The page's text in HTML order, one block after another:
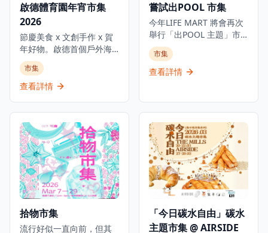
墟市不僅是一個購物場
所，更是一個展現香港社
區活力和文化多樣性的平
台，讓市民可以深入了解
各區的特色和文化。無論
是想要購買特色商品，還
是參與社區活動，香港墟
市節都能提供難忘的體
區文化活動。
「一日奶茶拼藝師」體驗
工作坊、「一日茶師」工
作體驗、「新星茶莊：普
洱和諧之美」品鑑茶席、
宋式點茶體驗工作坊、
「香中別有韻」福建工夫
將傳統與現代、東方與西
方完美融合。市集免費入
場，工作坊另行收費。
啟德體育園年宵市集
2026
節慶美食 x 文創手作 x 賀
年好物。啟德首個戶外海
濱年宵市集嚟喇！一邊望
住超靚海景，一邊辦年
貨，感受個獨特既賀年氣
春、新派賀年禮品、美
酒、小食甜點等，想買乜
年貨基本上都搵到；另外
仲有地道熟食檔，熱辣辣
賀年美食等你嚟開餐。約
埋屋企人、朋友，甚至帶
埋毛孩一齊嚟啟德海濱行
好嘢，吹住海風感受新春
熱鬧氣氛。齊齊迎新春，
市集
查看詳情
嘗試出POOL 市集
今年LIFE MART 將會再次
舉行「出POOL 主題」市
集活動，是體驗創意市集
文化和支持本地設計師的
理想活動。市集將會分開
(AIRSIDE)、3月14-15日及
5月1-3日(南豐紗廠)。市集
匯聚了多位本地設計師和
創意工作者的精彩作品，
包括手作飾品、文創產
品、特色服飾等，每一件
市集不僅是一個購物場
所，更是一個展現香港創
市集
查看詳情
拾物市集
流行好似一直向前，但其
「今日碳水自由」碳水
主題市集 @ AIRSIDE